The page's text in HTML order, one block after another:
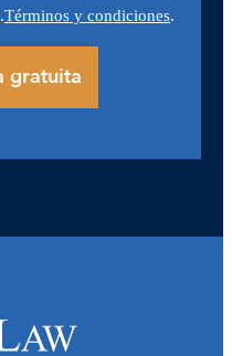
.Términos y condiciones.